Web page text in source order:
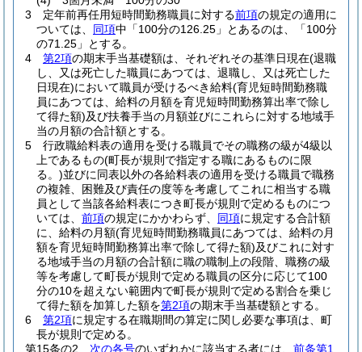
3
定年前再任用短時間勤務職員に対する前項の規定の適用に
ついては、 同項中「100分の126.25」とあるのは、「100分
の71.25」とする。
4
第2項の期末手当基礎額は、それぞれその基準日現在(退職
し、又は死亡した職員にあつては、退職し、又は死亡した
日現在)において職員が受けるべき給料(育児短時間勤務職
員にあつては、給料の月額を育児短時間勤務算出率で除し
て得た額)及び扶養手当の月額並びにこれらに対する地域手
当の月額の合計額とする。
5
行政職給料表の適用を受ける職員でその職務の級が4級以
上であるもの(町長が規則で指定する職にあるものに限
る。)並びに同表以外の各給料表の適用を受ける職員で職務
の複雑、困難及び責任の度等を考慮してこれに相当する職
員として当該各給料表につき町長が規則で定めるものにつ
いては、 前項の規定にかかわらず、 同項に規定する合計額
に、給料の月額(育児短時間勤務職員にあつては、給料の月
額を育児短時間勤務算出率で除して得た額)及びこれに対す
る地域手当の月額の合計額に職の職制上の段階、職務の級
等を考慮して町長が規則で定める職員の区分に応じて100
分の10を超えない範囲内で町長が規則で定める割合を乗じ
て得た額を加算した額を第2項の期末手当基礎額とする。
6
第2項に規定する在職期間の算定に関し必要な事項は、町
長が規則で定める。
第15条の2
次の各号のいずれかに該当する者には、 前条第1